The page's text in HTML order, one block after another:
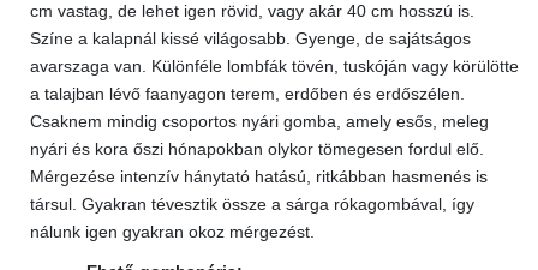
cm vastag, de lehet igen rövid, vagy akár 40 cm hosszú is.
Színe a kalapnál kissé világosabb. Gyenge, de sajátságos
avarszaga van. Különféle lombfák tövén, tuskóján vagy körülötte
a talajban lévő faanyagon terem, erdőben és erdőszélen.
Csaknem mindig csoportos nyári gomba, amely esős, meleg
nyári és kora őszi hónapokban olykor tömegesen fordul elő.
Mérgezése intenzív hánytató hatású, ritkábban hasmenés is
társul. Gyakran tévesztik össze a sárga rókagombával, így
nálunk igen gyakran okoz mérgezést.